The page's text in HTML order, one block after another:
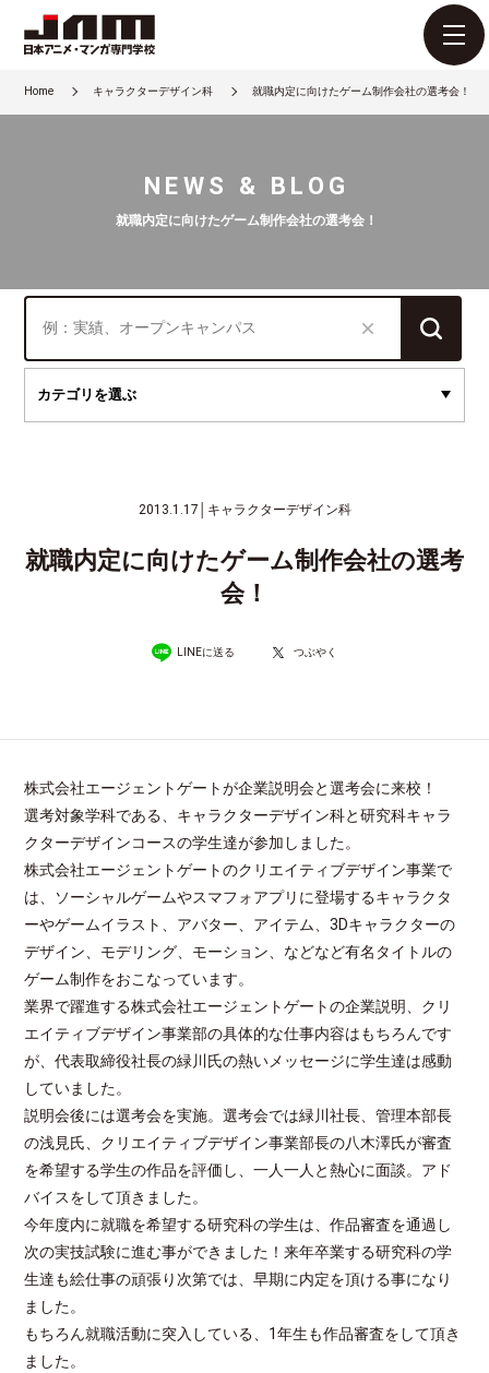
Home キャラクターデザイン科 就職内定に向けたゲーム制作会社の選考会！
NEWS & BLOG
就職内定に向けたゲーム制作会社の選考会！
2013.1.17 キャラクターデザイン科
就職内定に向けたゲーム制作会社の選考
会！
LINEに送る つぶやく
株式会社エージェントゲートが企業説明会と選考会に来校！
選考対象学科である、キャラクターデザイン科と研究科キャラ
クターデザインコースの学生達が参加しました。
株式会社エージェントゲートのクリエイティブデザイン事業で
は、ソーシャルゲームやスマフォアプリに登場するキャラクタ
ーやゲームイラスト、アバター、アイテム、3Dキャラクターの
デザイン、モデリング、モーション、などなど有名タイトルの
ゲーム制作をおこなっています。
業界で躍進する株式会社エージェントゲートの企業説明、クリ
エイティブデザイン事業部の具体的な仕事内容はもちろんです
が、代表取締役社長の緑川氏の熱いメッセージに学生達は感動
していました。
説明会後には選考会を実施。選考会では緑川社長、管理本部長
の浅見氏、クリエイティブデザイン事業部長の八木澤氏が審査
を希望する学生の作品を評価し、一人一人と熱心に面談。アド
バイスをして頂きました。
今年度内に就職を希望する研究科の学生は、作品審査を通過し
次の実技試験に進む事ができました！来年卒業する研究科の学
生達も絵仕事の頑張り次第では、早期に内定を頂ける事になり
ました。
もちろん就職活動に突入している、1年生も作品審査をして頂き
ました。